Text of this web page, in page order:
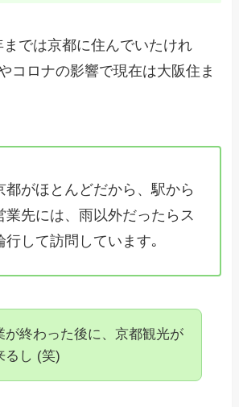
では京都に住んでいたけれ
コロナの影響で現在は大阪住ま
都がほとんどだから、駅から
業先には、雨以外だったらス
行して訪問しています｡
が終わった後に、京都観光が
るし (笑)